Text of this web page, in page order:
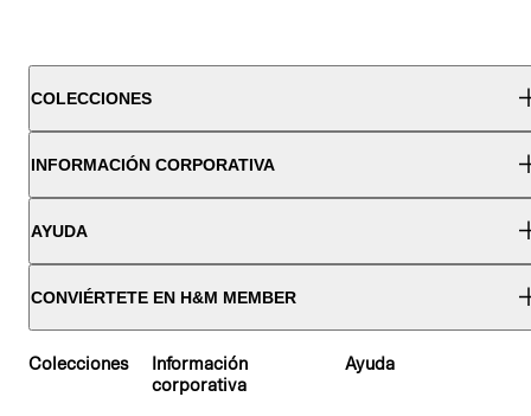
COLECCIONES
INFORMACIÓN CORPORATIVA
AYUDA
CONVIÉRTETE EN H&M MEMBER
Colecciones
Información
corporativa
Ayuda